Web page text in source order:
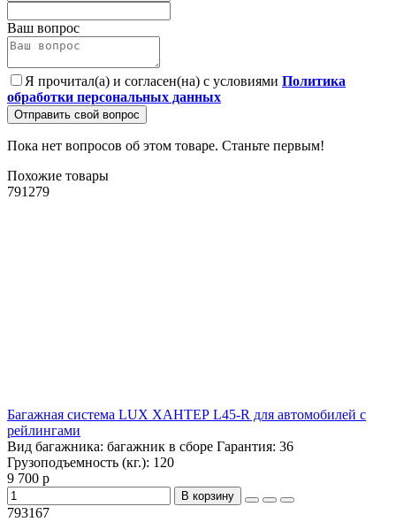
Ваш вопрос
Я прочитал(а) и согласен(на) с условиями Политика
обработки персональных данных
Отправить свой вопрос
Пока нет вопросов об этом товаре. Станьте первым!
Похожие товары
791279
Багажная система LUX ХАНТЕР L45-R для автомобилей с
рейлингами
Вид багажника: багажник в сборе Гарантия: 36
Грузоподъемность (кг.): 120
9 700 р
В корзину
793167